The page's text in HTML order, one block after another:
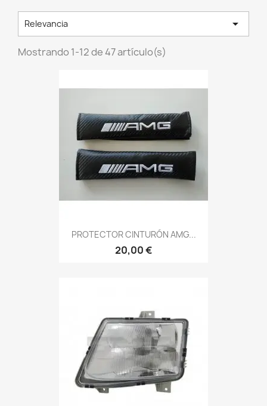
Relevancia 
Mostrando 1-12 de 47 artículo(s)
PROTECTOR CINTURÓN AMG...
20,00 €